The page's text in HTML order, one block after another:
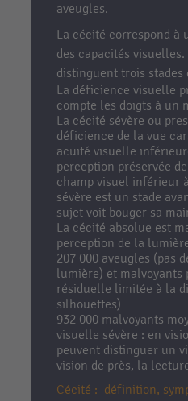
aveugles.
La cécité correspond à
des capacités
distinguent trois stades
La déficience visuelle
compte les doigts à un
La cécité sévère ou
déficience de la vue
acuité visuelle
perception préservée
champ visuel inférieur
sévère est un stade
sujet voit bouger sa
La cécité absolue est
perception de la
207 000 aveugles (pas
lumière) et malvoyants
résiduelle limitée à la
silhouettes)
932 000 malvoyants
visuelle sévère : en
peuvent distinguer un
vision de près, la
Cécité : définition,